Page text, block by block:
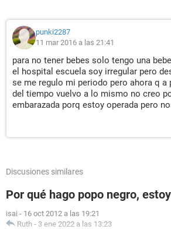
punki2287
11 mar 2016 a las 21:41
para no tener bebes solo tengo una
el hospital escuela soy irregular pero
se me regulo mi periodo pero ahora q a
del tiempo vuelvo a lo mismo no creo
embarazada porq estoy operada pero
Discusiones similares
Por qué hago popo negro,
isai - 16 oct 2012 a las 19:21
Ruth - 3 ene 2022 a las 13:23